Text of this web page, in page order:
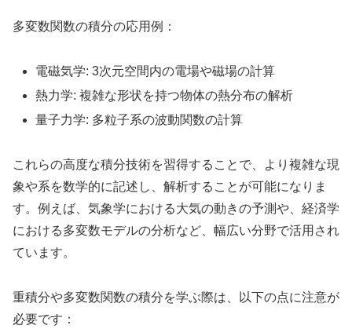
多変数関数の積分の応用例：
電磁気学: 3次元空間内の電場や磁場の計算
熱力学: 複雑な形状を持つ物体の熱分布の解析
量子力学: 多粒子系の波動関数の計算
これらの高度な積分技術を習得することで、より複雑な現
象や系を数学的に記述し、解析することが可能になりま
す。例えば、気象学における大気の動きの予測や、経済学
における多変数モデルの分析など、幅広い分野で活用され
ています。
重積分や多変数関数の積分を学ぶ際は、以下の点に注意が
必要です：